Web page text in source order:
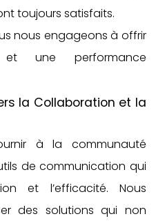
toujours satisfaits.
nous engageons à offrir
une performance
la Collaboration et la
à la communauté
de communication qui
et l’efficacité. Nous
des solutions qui non